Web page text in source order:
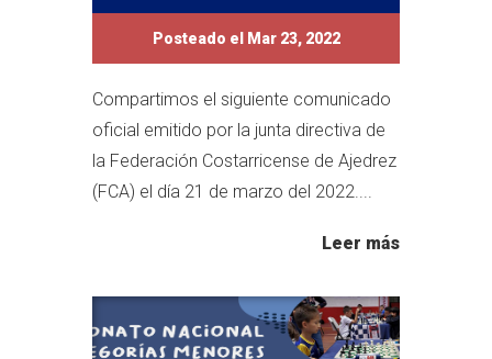
Posteado el Mar 23, 2022
Compartimos el siguiente comunicado
oficial emitido por la junta directiva de
la Federación Costarricense de Ajedrez
(FCA) el día 21 de marzo del 2022....
Leer más